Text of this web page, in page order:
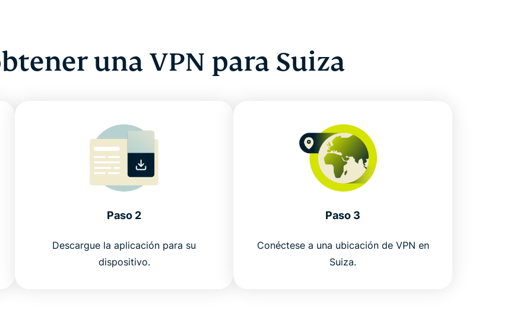
una VPN para Suiza
Paso 2
Descargue la aplicación para su
dispositivo.
Paso 3
Conéctese a una ubicación de VPN en
Suiza.